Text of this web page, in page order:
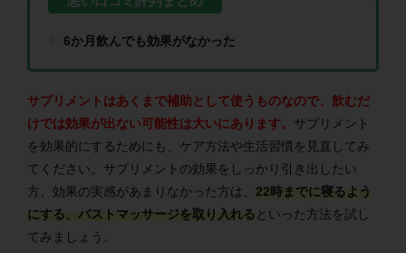
6か月飲んでも効果がなかった
サプリメントはあくまで補助として使うものなので、飲むだ
けでは効果が出ない可能性は大いにあります。 サプリメント
を効果的にするためにも、ケア方法や生活習慣を見直してみ
てください。サプリメントの効果をしっかり引き出したい
方、効果の実感があまりなかった方は、 22時までに寝るよう
にする、バストマッサージを取り入れる といった方法を試し
てみましょう。